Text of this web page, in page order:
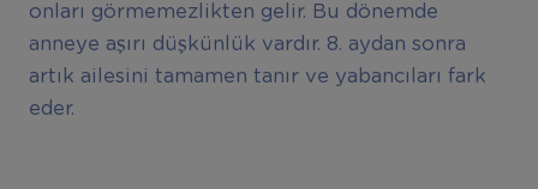
onları görmemezlikten gelir. Bu dönemde
anneye aşırı düşkünlük vardır. 8. aydan sonra
artık ailesini tamamen tanır ve yabancıları fark
eder.